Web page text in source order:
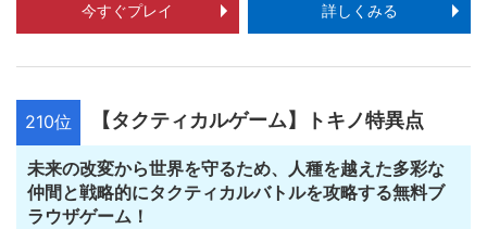
今すぐプレイ 詳しくみる
210位 【タクティカルゲーム】トキノ特異点
未来の改変から世界を守るため、人種を越えた多彩な
仲間と戦略的にタクティカルバトルを攻略する無料ブ
ラウザゲーム！